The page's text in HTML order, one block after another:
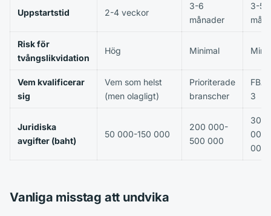
Uppstartstid 2-4 veckor
3-6
månader
3-5
Risk för
tvångslikvidation
Hög Minimal
Vem kvalificerar
sig
Vem som helst
(men olagligt)
Prioriterade
branscher
FBA
3
Juridiska
avgifter (baht)
50 000-150 000
200 000-
500 000
300
000
Vanliga misstag att undvika